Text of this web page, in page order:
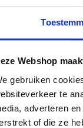
Webshop
gebruiken
te
adverteren
of die ze
en
Anne
Het
leveren
naar
mooi en